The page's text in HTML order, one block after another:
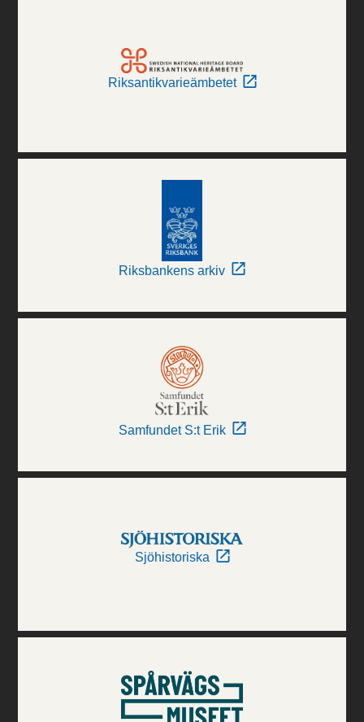
Riksantikvarieämbetet
Riksbankens arkiv
Samfundet S:t Erik
Sjöhistoriska